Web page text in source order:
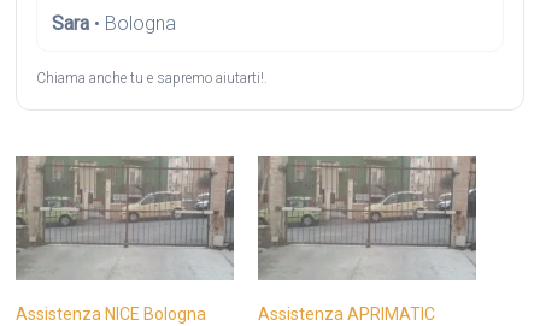
Sara • Bologna
Chiama anche tu e sapremo aiutarti!.
Assistenza NICE Bologna
Assistenza APRIMATIC